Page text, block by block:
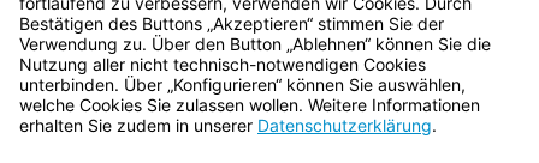
Bayern.de
BayernPortal